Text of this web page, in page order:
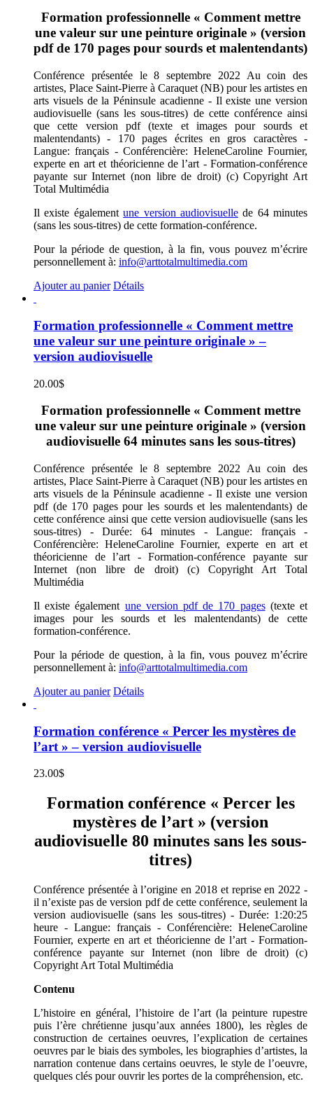
Formation professionnelle « Comment mettre
une valeur sur une peinture originale » (version
pdf de 170 pages pour sourds et malentendants)
Conférence présentée le 8 septembre 2022 Au coin des
artistes, Place Saint-Pierre à Caraquet (NB) pour les artistes en
arts visuels de la Péninsule acadienne - Il existe une version
audiovisuelle (sans les sous-titres) de cette conférence ainsi
que cette version pdf (texte et images pour sourds et
malentendants) - 170 pages écrites en gros caractères -
Langue: français - Conférencière: HeleneCaroline Fournier,
experte en art et théoricienne de l’art - Formation-conférence
payante sur Internet (non libre de droit) (c) Copyright Art
Total Multimédia
Il existe égalementune version audiovisuellede 64 minutes
(sans les sous-titres) de cette formation-conférence.
Pour la période de question, à la fin, vous pouvez m’écrire
personnellement à: info@arttotalmultimedia.com
Ajouter au panier Détails
Formation professionnelle « Comment mettre
une valeur sur une peinture originale » –
version audiovisuelle
20.00$
Formation professionnelle « Comment mettre
une valeur sur une peinture originale » (version
audiovisuelle 64 minutes sans les sous-titres)
Conférence présentée le 8 septembre 2022 Au coin des
artistes, Place Saint-Pierre à Caraquet (NB) pour les artistes en
arts visuels de la Péninsule acadienne - Il existe une version
pdf (de 170 pages pour les sourds et les malentendants) de
cette conférence ainsi que cette version audiovisuelle (sans les
sous-titres) - Durée: 64 minutes - Langue: français -
Conférencière: HeleneCaroline Fournier, experte en art et
théoricienne de l’art - Formation-conférence payante sur
Internet (non libre de droit) (c) Copyright Art Total
Multimédia
Il existe également une version pdf de 170 pages(texte et
images pour les sourds et les malentendants) de cette
formation-conférence.
Pour la période de question, à la fin, vous pouvez m’écrire
personnellement à: info@arttotalmultimedia.com
Ajouter au panier Détails
Formation conférence « Percer les mystères de
l’art » – version audiovisuelle
23.00$
Formation conférence « Percer les
mystères de l’art » (version
audiovisuelle 80 minutes sans les sous-
titres)
Conférence présentée à l’origine en 2018 et reprise en 2022 -
il n’existe pas de version pdf de cette conférence, seulement la
version audiovisuelle (sans les sous-titres) - Durée: 1:20:25
heure - Langue: français - Conférencière: HeleneCaroline
Fournier, experte en art et théoricienne de l’art - Formation-
conférence payante sur Internet (non libre de droit) (c)
Copyright Art Total Multimédia
Contenu
L’histoire en général, l’histoire de l’art (la peinture rupestre
puis l’ère chrétienne jusqu’aux années 1800), les règles de
construction de certaines oeuvres, l’explication de certaines
oeuvres par le biais des symboles, les biographies d’artistes, la
narration contenue dans certains oeuvres, le style de l’oeuvre,
quelques clés pour ouvrir les portes de la compréhension, etc.